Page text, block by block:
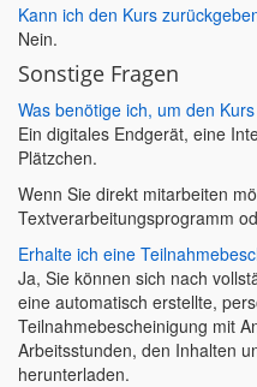
Kann ich den Kurs
Nein.
Sonstige Fragen
Was benötige ich, um den
Ein digitales Endgerät, eine
Plätzchen.
Wenn Sie direkt mitarbeiten
Textverarbeitungsprogramm
Erhalte ich eine
Ja, Sie können sich nach
eine automatisch erstellte,
Teilnahmebescheinigung mit
Arbeitsstunden, den Inhalten
herunterladen.